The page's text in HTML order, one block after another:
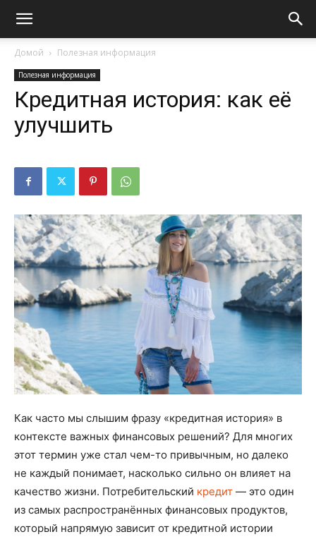
Домой Полезная информация
Полезная информация
Кредитная история: как её
улучшить
Как часто мы слышим фразу «кредитная история» в
контексте важных финансовых решений? Для многих
этот термин уже стал чем-то привычным, но далеко
не каждый понимает, насколько сильно он влияет на
качество жизни. Потребительский кредит — это один
из самых распространённых финансовых продуктов,
который напрямую зависит от кредитной истории